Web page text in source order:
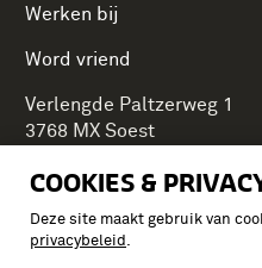
COOKIES &
Deze site maakt gebruik van
privacybeleid .
Werken bij
Word vriend
Verlengde Paltzerweg 1
3768 MX Soest
Onderdeel van Stichting